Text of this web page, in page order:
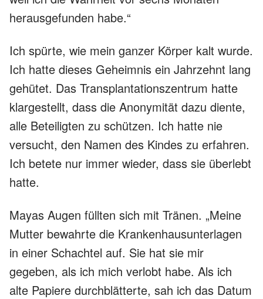
herausgefunden habe.“
Ich spürte, wie mein ganzer Körper kalt wurde.
Ich hatte dieses Geheimnis ein Jahrzehnt lang
gehütet. Das Transplantationszentrum hatte
klargestellt, dass die Anonymität dazu diente,
alle Beteiligten zu schützen. Ich hatte nie
versucht, den Namen des Kindes zu erfahren.
Ich betete nur immer wieder, dass sie überlebt
hatte.
Mayas Augen füllten sich mit Tränen. „Meine
Mutter bewahrte die Krankenhausunterlagen
in einer Schachtel auf. Sie hat sie mir
gegeben, als ich mich verlobt habe. Als ich
alte Papiere durchblätterte, sah ich das Datum